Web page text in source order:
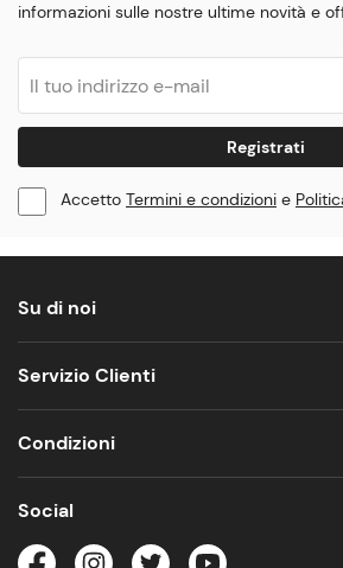
informazioni sulle nostre ultime novità e
Registrati
Accetto Termini e condizioni e
Su di noi
Servizio Clienti
Condizioni
Social